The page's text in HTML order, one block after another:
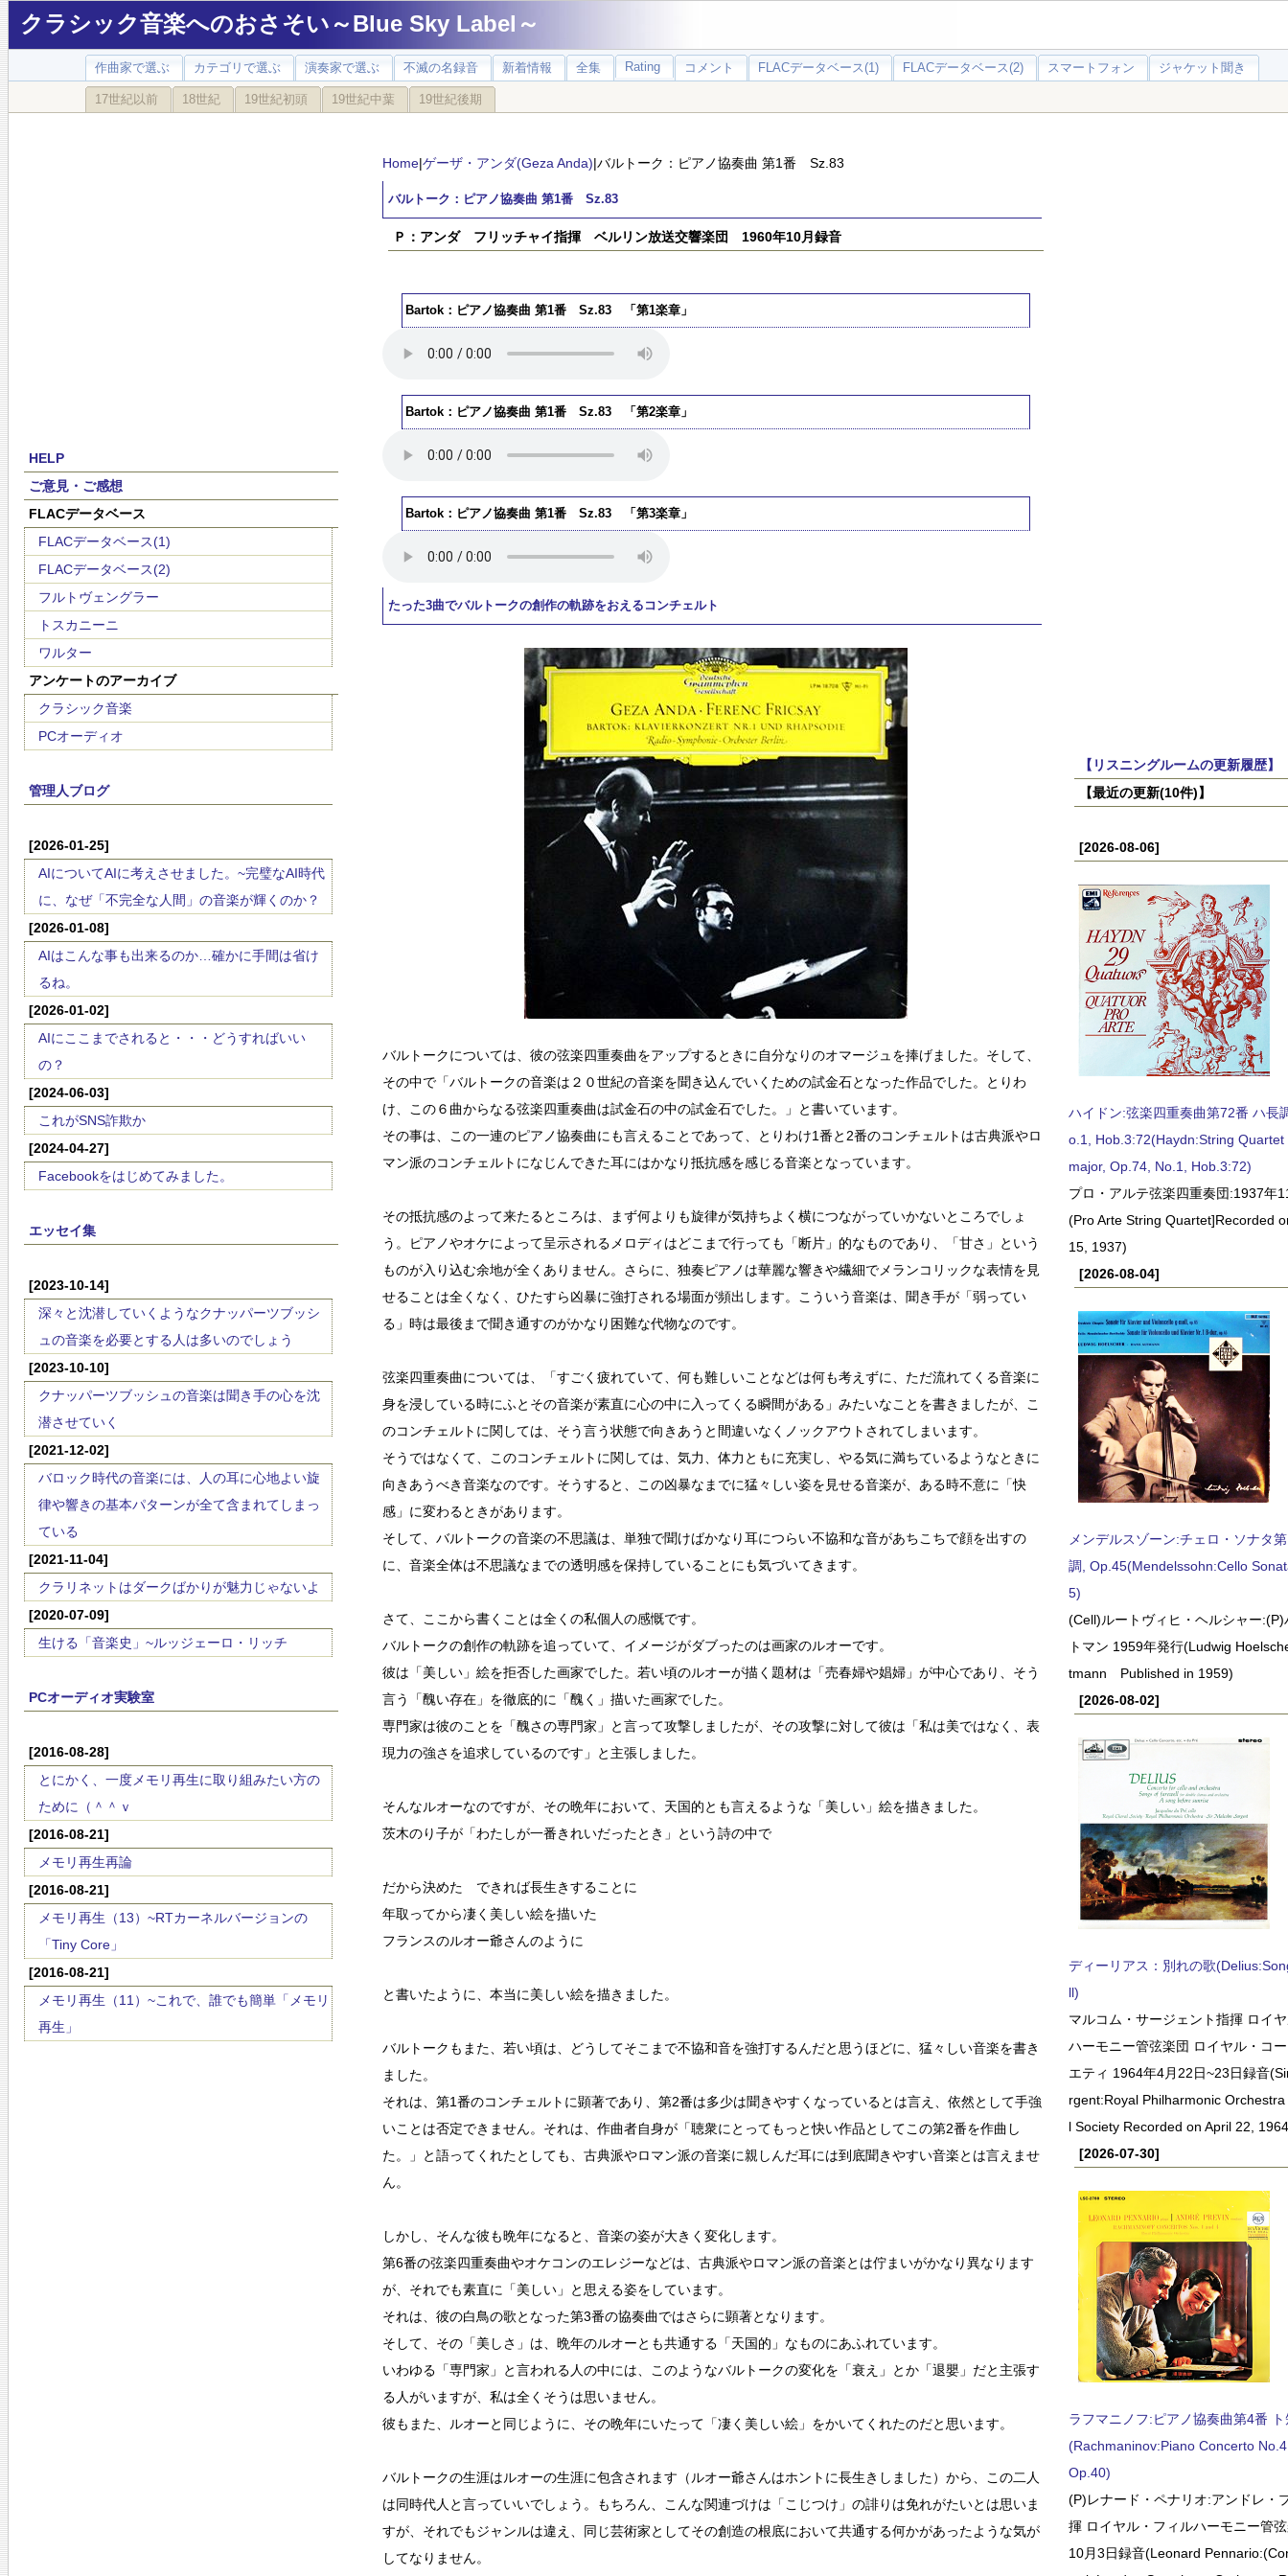
クラシック音楽へのおさそい～Blue Sky Label～
作曲家で選ぶ カテゴリで選ぶ 演奏家で選ぶ 不滅の名録音 新着情報 全集 Rating コメント FLACデータベース(1) FLACデータベース(2) スマートフォン ジャケット聞き
17世紀以前 18世紀 19世紀初頭 19世紀中葉 19世紀後期
HELP
ご意見・ご感想
FLACデータベース
FLACデータベース(1)
FLACデータベース(2)
フルトヴェングラー
トスカニーニ
ワルター
アンケートのアーカイブ
クラシック音楽
PCオーディオ
管理人ブログ
[2026-01-25]
AIについてAIに考えさせました。~完璧なAI時代
に、なぜ「不完全な人間」の音楽が輝くのか？
[2026-01-08]
AIはこんな事も出来るのか…確かに手間は省け
るね。
[2026-01-02]
AIにここまでされると・・・どうすればいい
の？
[2024-06-03]
これがSNS詐欺か
[2024-04-27]
Facebookをはじめてみました。
エッセイ集
[2023-10-14]
深々と沈潜していくようなクナッパーツブッシ
ュの音楽を必要とする人は多いのでしょう
[2023-10-10]
クナッパーツブッシュの音楽は聞き手の心を沈
潜させていく
[2021-12-02]
バロック時代の音楽には、人の耳に心地よい旋
律や響きの基本パターンが全て含まれてしまっ
ている
[2021-11-04]
クラリネットはダークばかりが魅力じゃないよ
[2020-07-09]
生ける「音楽史」~ルッジェーロ・リッチ
PCオーディオ実験室
[2016-08-28]
とにかく、一度メモリ再生に取り組みたい方の
ために（＾＾ｖ
[2016-08-21]
メモリ再生再論
[2016-08-21]
メモリ再生（13）~RTカーネルバージョンの
「Tiny Core」
[2016-08-21]
メモリ再生（11）~これで、誰でも簡単「メモリ
再生」
Home|ゲーザ・アンダ(Geza Anda)|バルトーク：ピアノ協奏曲 第1番 Sz.83
バルトーク：ピアノ協奏曲 第1番 Sz.83
Ｐ：アンダ フリッチャイ指揮 ベルリン放送交響楽団 1960年10月録音
Bartok：ピアノ協奏曲 第1番 Sz.83 「第1楽章」
Bartok：ピアノ協奏曲 第1番 Sz.83 「第2楽章」
Bartok：ピアノ協奏曲 第1番 Sz.83 「第3楽章」
たった3曲でバルトークの創作の軌跡をおえるコンチェルト
バルトークについては、彼の弦楽四重奏曲をアップするときに自分なりのオマージュを捧げました。そして、
その中で「バルトークの音楽は２０世紀の音楽を聞き込んでいくための試金石となった作品でした。とりわ
け、この６曲からなる弦楽四重奏曲は試金石の中の試金石でした。」と書いています。
その事は、この一連のピアノ協奏曲にも言えることであって、とりわけ1番と2番のコンチェルトは古典派やロ
マン派のコンチェルトになじんできた耳にはかなり抵抗感を感じる音楽となっています。
その抵抗感のよって来たるところは、まず何よりも旋律が気持ちよく横につながっていかないところでしょ
う。ピアノやオケによって呈示されるメロディはどこまで行っても「断片」的なものであり、「甘さ」という
ものが入り込む余地が全くありません。さらに、独奏ピアノは華麗な響きや繊細でメランコリックな表情を見
せることは全くなく、ひたすら凶暴に強打される場面が頻出します。こういう音楽は、聞き手が「弱ってい
る」時は最後まで聞き通すのがかなり困難な代物なのです。
弦楽四重奏曲については、「すごく疲れていて、何も難しいことなどは何も考えずに、ただ流れてくる音楽に
身を浸している時にふとその音楽が素直に心の中に入ってくる瞬間がある」みたいなことを書きましたが、こ
のコンチェルトに関しては、そう言う状態で向きあうと間違いなくノックアウトされてしまいます。
そうではなくて、このコンチェルトに関しては、気力、体力ともに充実し、やる気に満ちているようなときに
向きあうべき音楽なのです。そうすると、この凶暴なまでに猛々しい姿を見せる音楽が、ある時不意に「快
感」に変わるときがあります。
そして、バルトークの音楽の不思議は、単独で聞けばかなり耳につらい不協和な音があちこちで顔を出すの
に、音楽全体は不思議なまでの透明感を保持していることにも気づいてきます。
さて、ここから書くことは全くの私個人の感慨です。
バルトークの創作の軌跡を追っていて、イメージがダブったのは画家のルオーです。
彼は「美しい」絵を拒否した画家でした。若い頃のルオーが描く題材は「売春婦や娼婦」が中心であり、そう
言う「醜い存在」を徹底的に「醜く」描いた画家でした。
専門家は彼のことを「醜さの専門家」と言って攻撃しましたが、その攻撃に対して彼は「私は美ではなく、表
現力の強さを追求しているのです」と主張しました。
そんなルオーなのですが、その晩年において、天国的とも言えるような「美しい」絵を描きました。
茨木のり子が「わたしが一番きれいだったとき」という詩の中で
だから決めた できれば長生きすることに
年取ってから凄く美しい絵を描いた
フランスのルオー爺さんのように
と書いたように、本当に美しい絵を描きました。
バルトークもまた、若い頃は、どうしてそこまで不協和音を強打するんだと思うほどに、猛々しい音楽を書き
ました。
それは、第1番のコンチェルトに顕著であり、第2番は多少は聞きやすくなっているとは言え、依然として手強
いことは否定できません。それは、作曲者自身が「聴衆にとってもっと快い作品としてこの第2番を作曲し
た。」と語ってくれたとしても、古典派やロマン派の音楽に親しんだ耳には到底聞きやすい音楽とは言えませ
ん。
しかし、そんな彼も晩年になると、音楽の姿が大きく変化します。
第6番の弦楽四重奏曲やオケコンのエレジーなどは、古典派やロマン派の音楽とは佇まいがかなり異なります
が、それでも素直に「美しい」と思える姿をしています。
それは、彼の白鳥の歌となった第3番の協奏曲ではさらに顕著となります。
そして、その「美しさ」は、晩年のルオーとも共通する「天国的」なものにあふれています。
いわゆる「専門家」と言われる人の中には、このようなバルトークの変化を「衰え」とか「退嬰」だと主張す
る人がいますが、私は全くそうは思いません。
彼もまた、ルオーと同じように、その晩年にいたって「凄く美しい絵」をかいてくれたのだと思います。
バルトークの生涯はルオーの生涯に包含されます（ルオー爺さんはホントに長生きしました）から、この二人
は同時代人と言っていいでしょう。もちろん、こんな関連づけは「こじつけ」の誹りは免れがたいとは思いま
すが、それでもジャンルは違え、同じ芸術家としてその創造の根底において共通する何かがあったような気が
してなりません。
【リスニングルームの更新履歴】
【最近の更新(10件)】
[2026-08-06]
ハイドン:弦楽四重奏曲第72番 ハ長
o.1, Hob.3:72(Haydn:String Quartet
major, Op.74, No.1, Hob.3:72)
プロ・アルテ弦楽四重奏団:1937年
(Pro Arte String Quartet]Recorded
15, 1937)
[2026-08-04]
メンデルスゾーン:チェロ・ソナタ
調, Op.45(Mendelssohn:Cello
5)
(Cell)ルートヴィヒ・ヘルシャー
トマン 1959年発行(Ludwig
tmann Published in 1959)
[2026-08-02]
ディーリアス：別れの歌
ll)
マルコム・サージェント指揮 ロイ
ハーモニー管弦楽団 ロイヤル・コ
エティ 1964年4月22日~23日録音
rgent:Royal Philharmonic
l Society Recorded on April 22,
[2026-07-30]
ラフマニノフ:ピアノ協奏曲第4番
(Rachmaninov:Piano Concerto
Op.40)
(P)レナード・ペナリオ:アンドレ・
揮 ロイヤル・フィルハーモニー管
10月3日録音(Leonard